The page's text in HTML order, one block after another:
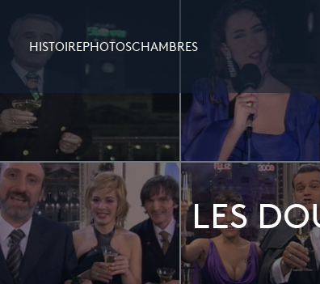
HISTOIREPHOTOSCHAMBRES
LES